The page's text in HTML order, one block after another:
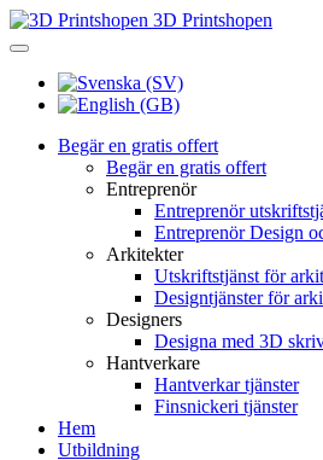
3D Printshopen
Begär en gratis offert
Begär en gratis offert
Entreprenör
Entreprenör
Entreprenör Design
Arkitekter
Utskriftstjänst för
Designtjänster för
Designers
Designa med 3D
Hantverkare
Hantverkar tjänster
Finsnickeri tjänster
Hem
Utbildning